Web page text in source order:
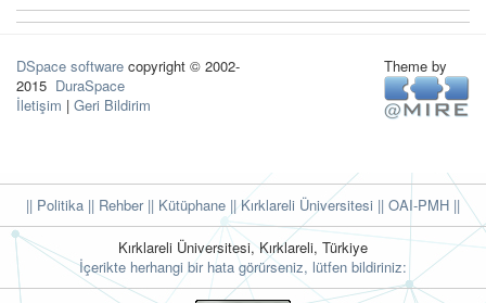
DSpace software copyright © 2002-
2015 DuraSpace
İletişim | Geri Bildirim
Theme by
|| Politika || Rehber|| Kütüphane || Kırklareli Üniversitesi || OAI-PMH ||
Kırklareli Üniversitesi, Kırklareli, Türkiye
İçerikte herhangi bir hata görürseniz, lütfen bildiriniz: